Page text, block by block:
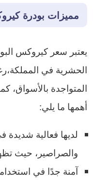
مميزات بودرة
يعتبر سعر كيروكس
الحشرية في
المتواجدة بالأسواق،
أهمها ما يلي:
لديها فعالية
والصراصير، حيث
آمنة جدًا في